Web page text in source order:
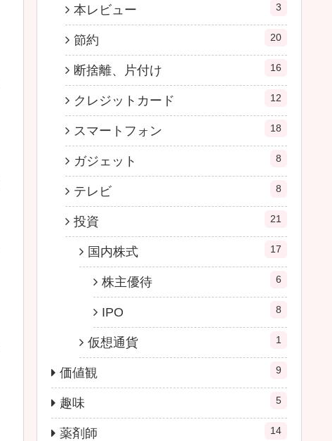
本レビュー 3
節約 20
断捨離、片付け 16
クレジットカード 12
スマートフォン 18
ガジェット 8
テレビ 8
投資 21
国内株式 17
株主優待 6
IPO 8
仮想通貨 1
価値観 9
趣味 5
薬剤師 14